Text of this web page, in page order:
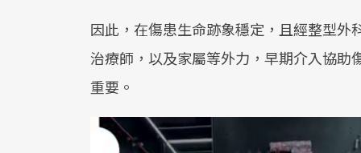
因此，在傷患生命跡象穩定，且經整型
治療師，以及家屬等外力，早期介入協
重要。